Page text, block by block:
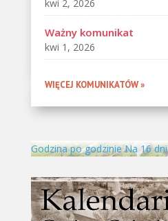
kwi 2, 2026
Ważny komunikat
kwi 1, 2026
WIĘCEJ KOMUNIKATÓW »
Godzina po godzinie Na 16 dni